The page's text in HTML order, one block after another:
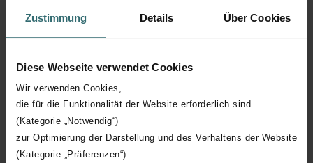
Zustimmung Details Über Cookies
Diese Webseite verwendet Cookies
Wir verwenden Cookies,
die für die Funktionalität der Website erforderlich sind
(Kategorie „Notwendig“)
zur Optimierung der Darstellung und des Verhaltens der Website
(Kategorie „Präferenzen“)